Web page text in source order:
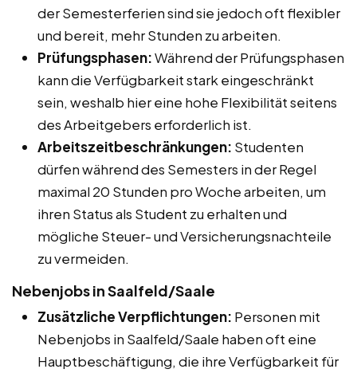
der Semesterferien sind sie jedoch oft flexibler
und bereit, mehr Stunden zu arbeiten.
Prüfungsphasen:Während der Prüfungsphasen
kann die Verfügbarkeit stark eingeschränkt
sein, weshalb hier eine hohe Flexibilität seitens
des Arbeitgebers erforderlich ist.
Arbeitszeitbeschränkungen: Studenten
dürfen während des Semesters in der Regel
maximal 20 Stunden pro Woche arbeiten, um
ihren Status als Student zu erhalten und
mögliche Steuer- und Versicherungsnachteile
zu vermeiden.
Nebenjobs in Saalfeld/Saale
Zusätzliche Verpflichtungen: Personen mit
Nebenjobs in Saalfeld/Saale haben oft eine
Hauptbeschäftigung, die ihre Verfügbarkeit für